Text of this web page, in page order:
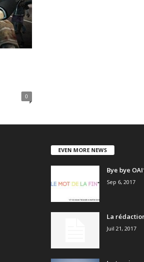
0
EVEN MORE NEWS
Bye bye
Sep 6, 2017
La
Juil 21, 2017